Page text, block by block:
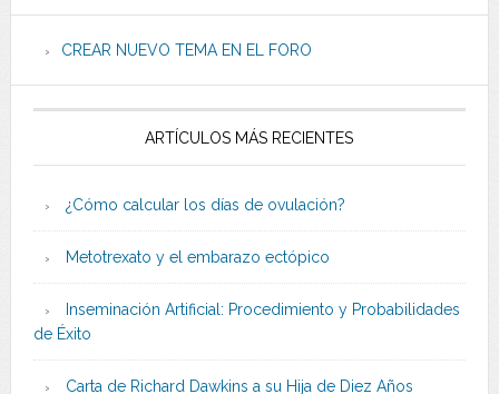
CREAR NUEVO TEMA EN EL FORO
ARTÍCULOS MÁS RECIENTES
¿Cómo calcular los días de ovulación?
Metotrexato y el embarazo ectópico
Inseminación Artificial: Procedimiento y Probabilidades
de Éxito
Carta de Richard Dawkins a su Hija de Diez Años